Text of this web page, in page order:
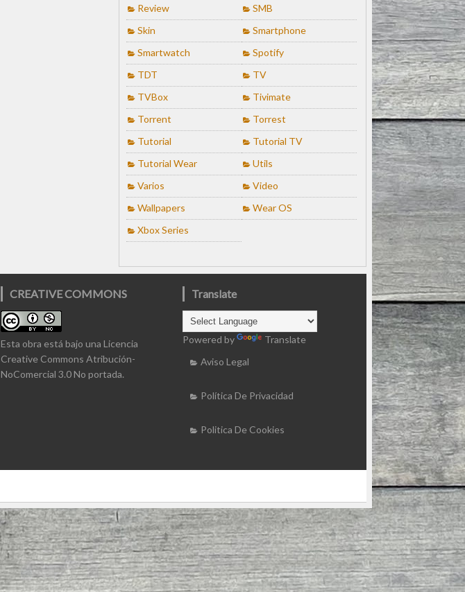
Review
SMB
Skin
Smartphone
Smartwatch
Spotify
TDT
TV
TVBox
Tivimate
Torrent
Torrest
Tutorial
Tutorial TV
Tutorial Wear
Utils
Varios
Video
Wallpapers
Wear OS
Xbox Series
CREATIVE COMMONS
Esta obra está bajo unaLicencia
Creative Commons Atribución-
NoComercial 3.0 No portada.
Translate
Powered by
Translate
Aviso Legal
Política De Privacidad
Politica De Cookies